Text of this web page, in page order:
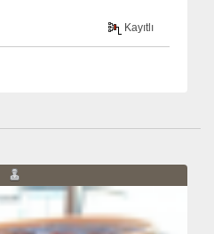
Kayıtlı